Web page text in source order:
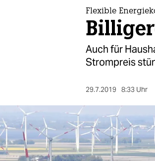
berlin
nord
Flexible
Auch für
Strompreis
29.7.2019 8:33 Uhr